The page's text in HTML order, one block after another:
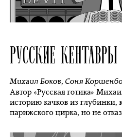
РУССКИЕ
Михаил Боков, Соня
Автор «Русская готика»
историю качков из глубинки,
парижского цирка, но не